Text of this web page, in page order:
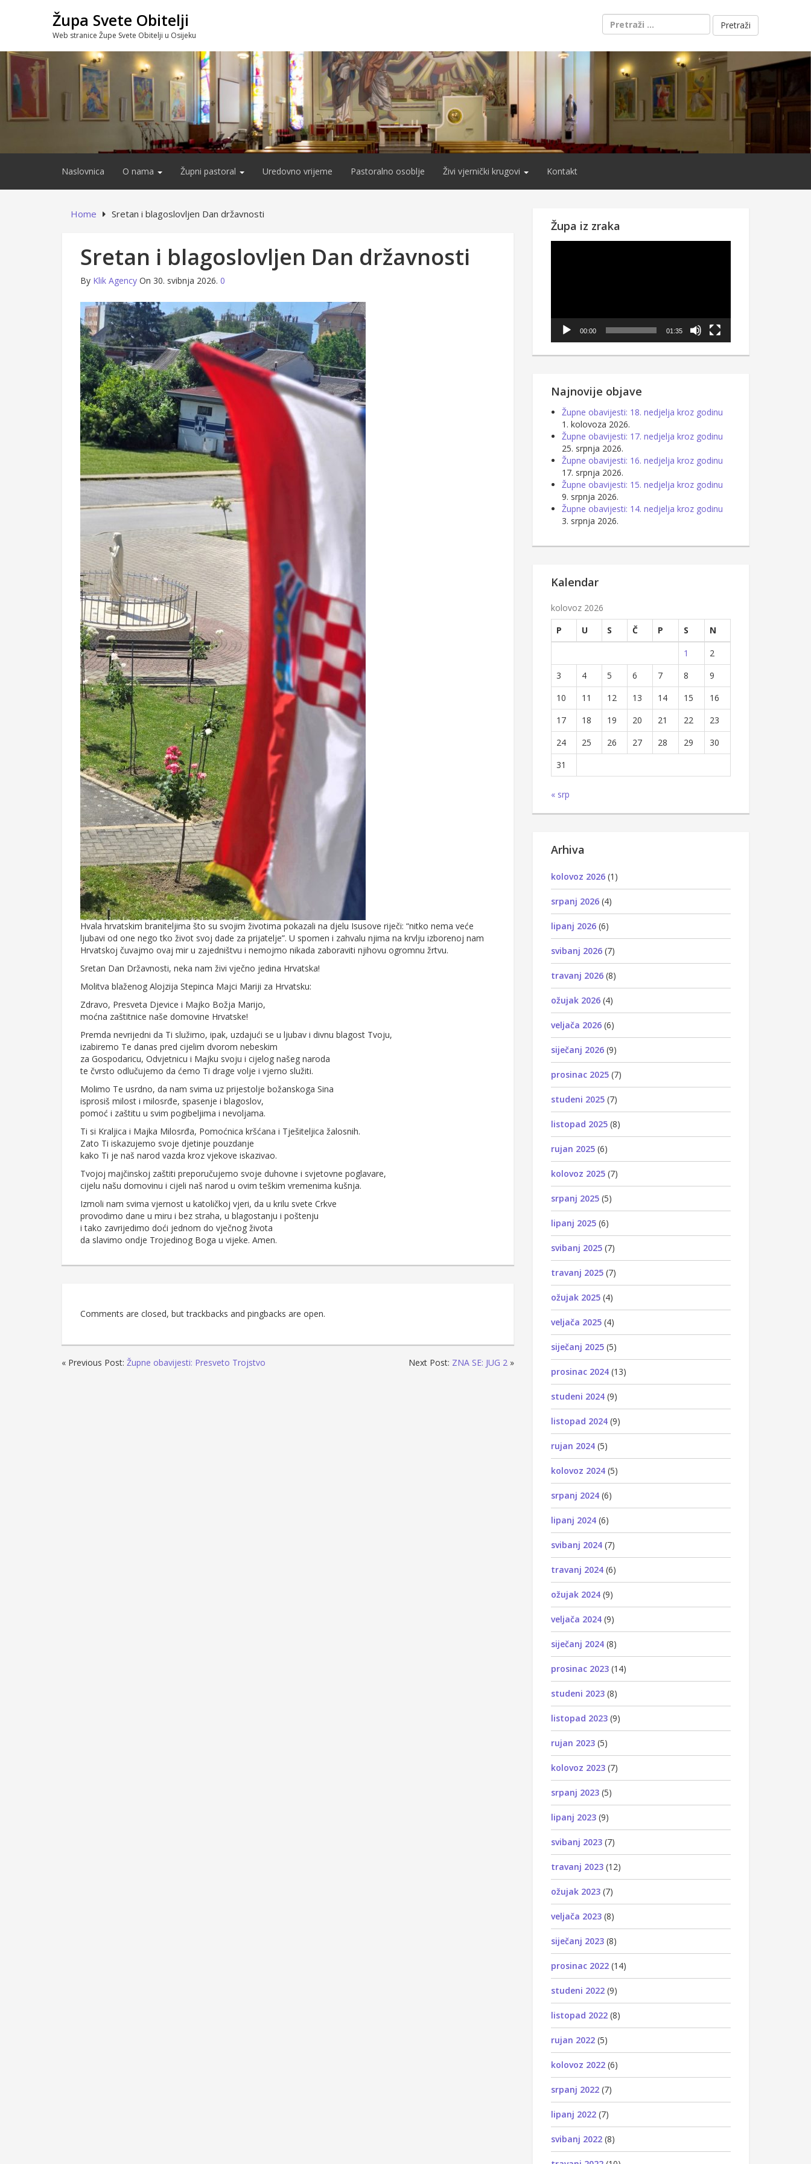
Župa Svete Obitelji
Web stranice Župe Svete Obitelji u Osijeku
Pretraži:
Naslovnica O nama Župni pastoral Uredovno vrijeme Pastoralno osoblje Živi vjernički krugovi Kontakt
Home Sretan i blagoslovljen Dan državnosti
Sretan i blagoslovljen Dan državnosti
By Klik Agency On 30. svibnja 2026. 0
Hvala hrvatskim braniteljima što su svojim životima pokazali na djelu Isusove riječi: “nitko nema veće
ljubavi od one nego tko život svoj dade za prijatelje”. U spomen i zahvalu njima na krvlju izborenoj nam
Hrvatskoj čuvajmo ovaj mir u zajedništvu i nemojmo nikada zaboraviti njihovu ogromnu žrtvu.
Sretan Dan Državnosti, neka nam živi vječno jedina Hrvatska!
Molitva blaženog Alojzija Stepinca Majci Mariji za Hrvatsku:
Zdravo, Presveta Djevice i Majko Božja Marijo,
moćna zaštitnice naše domovine Hrvatske!
Premda nevrijedni da Ti služimo, ipak, uzdajući se u ljubav i divnu blagost Tvoju,
izabiremo Te danas pred cijelim dvorom nebeskim
za Gospodaricu, Odvjetnicu i Majku svoju i cijelog našeg naroda
te čvrsto odlučujemo da ćemo Ti drage volje i vjerno služiti.
Molimo Te usrdno, da nam svima uz prijestolje božanskoga Sina
isprosiš milost i milosrđe, spasenje i blagoslov,
pomoć i zaštitu u svim pogibeljima i nevoljama.
Ti si Kraljica i Majka Milosrđa, Pomoćnica kršćana i Tješiteljica žalosnih.
Zato Ti iskazujemo svoje djetinje pouzdanje
kako Ti je naš narod vazda kroz vjekove iskazivao.
Tvojoj majčinskoj zaštiti preporučujemo svoje duhovne i svjetovne poglavare,
cijelu našu domovinu i cijeli naš narod u ovim teškim vremenima kušnja.
Izmoli nam svima vjernost u katoličkoj vjeri, da u krilu svete Crkve
provodimo dane u miru i bez straha, u blagostanju i poštenju
i tako zavrijedimo doći jednom do vječnog života
da slavimo ondje Trojedinog Boga u vijeke. Amen.
Comments are closed, but trackbacks and pingbacks are open.
« Previous Post: Župne obavijesti: Presveto Trojstvo Next Post: ZNA SE: JUG 2 »
Župa iz zraka
00:00 01:35
Najnovije objave
Župne obavijesti: 18. nedjelja kroz godinu
1. kolovoza 2026.
Župne obavijesti: 17. nedjelja kroz godinu
25. srpnja 2026.
Župne obavijesti: 16. nedjelja kroz godinu
17. srpnja 2026.
Župne obavijesti: 15. nedjelja kroz godinu
9. srpnja 2026.
Župne obavijesti: 14. nedjelja kroz godinu
3. srpnja 2026.
Kalendar
kolovoz 2026
P
U S Č P S
N
1
2
3
4 5 6 7 8
9
10
11 12 13 14 15
16
17
18 19 20 21 22
23
24
25 26 27 28 29
30
31
« srp
Arhiva
kolovoz 2026 (1)
srpanj 2026 (4)
lipanj 2026 (6)
svibanj 2026 (7)
travanj 2026 (8)
ožujak 2026 (4)
veljača 2026 (6)
siječanj 2026 (9)
prosinac 2025 (7)
studeni 2025 (7)
listopad 2025 (8)
rujan 2025 (6)
kolovoz 2025 (7)
srpanj 2025 (5)
lipanj 2025 (6)
svibanj 2025 (7)
travanj 2025 (7)
ožujak 2025 (4)
veljača 2025 (4)
siječanj 2025 (5)
prosinac 2024 (13)
studeni 2024 (9)
listopad 2024 (9)
rujan 2024 (5)
kolovoz 2024 (5)
srpanj 2024 (6)
lipanj 2024 (6)
svibanj 2024 (7)
travanj 2024 (6)
ožujak 2024 (9)
veljača 2024 (9)
siječanj 2024 (8)
prosinac 2023 (14)
studeni 2023 (8)
listopad 2023 (9)
rujan 2023 (5)
kolovoz 2023 (7)
srpanj 2023 (5)
lipanj 2023 (9)
svibanj 2023 (7)
travanj 2023 (12)
ožujak 2023 (7)
veljača 2023 (8)
siječanj 2023 (8)
prosinac 2022 (14)
studeni 2022 (9)
listopad 2022 (8)
rujan 2022 (5)
kolovoz 2022 (6)
srpanj 2022 (7)
lipanj 2022 (7)
svibanj 2022 (8)